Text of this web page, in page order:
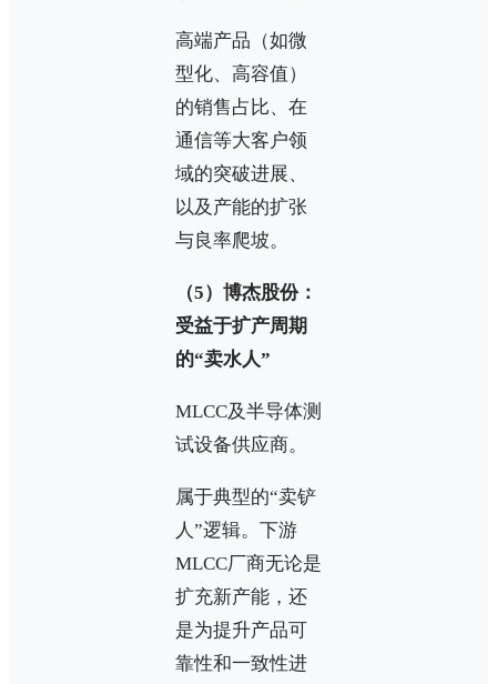
高端产品（如微
型化、高容值）
的销售占比、在
通信等大客户领
域的突破进展、
以及产能的扩张
与良率爬坡。
（5）博杰股份：
受益于扩产周期
的“卖水人”
MLCC及半导体测
试设备供应商。
属于典型的“卖铲
人”逻辑。下游
MLCC厂商无论是
扩充新产能，还
是为提升产品可
靠性和一致性进